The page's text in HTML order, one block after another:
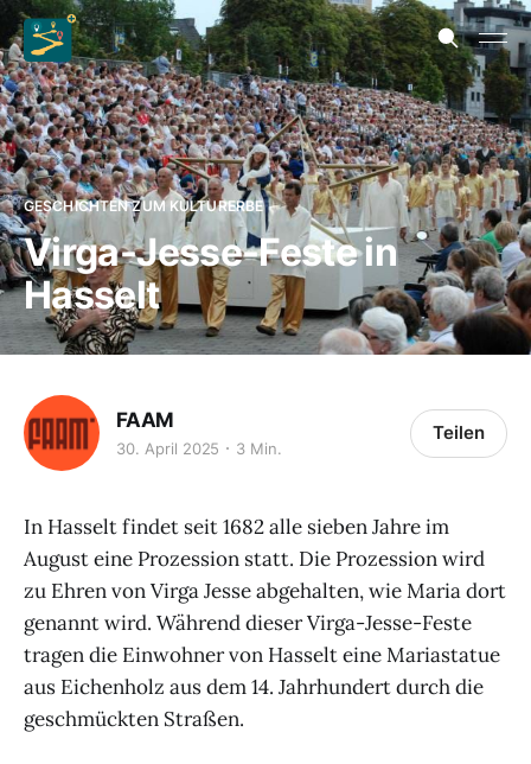
GESCHICHTEN ZUM KULTURERBE
Virga-Jesse-Feste in
Hasselt
FAAM
30. April 2025 3 Min.
Teilen
In Hasselt findet seit 1682 alle sieben Jahre im
August eine Prozession statt. Die Prozession wird
zu Ehren von Virga Jesse abgehalten, wie Maria dort
genannt wird. Während dieser Virga-Jesse-Feste
tragen die Einwohner von Hasselt eine Mariastatue
aus Eichenholz aus dem 14. Jahrhundert durch die
geschmückten Straßen.